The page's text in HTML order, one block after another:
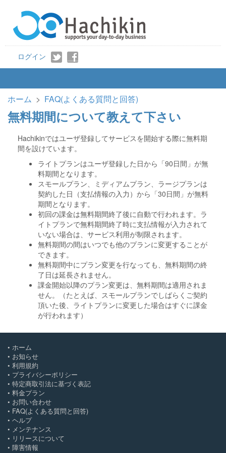
ログイン
ホーム > FAQ(よくある質問と回答)
無料期間について教えて下さい
Hachikinではユーザ登録してサービスを開始する際に無料期
間を設けています。
ライトプランはユーザ登録した日から「90日間」が無
料期間となります。
スモールプラン、ミディアムプラン、ラージプランは
契約した日（支払情報の入力）から「30日間」が無料
期間となります。
初回の課金は無料期間終了後に自動で行われます。ラ
イトプランで無料期間終了時に支払情報が入力されて
いない場合は、サービス利用が制限されます。
無料期間の間はいつでも他のプランに変更することが
できます。
無料期間中にプラン変更を行なっても、無料期間の終
了日は延長されません。
課金開始以降のプラン変更は、無料期間は適用されま
せん。（たとえば、スモールプランでしばらくご契約
頂いた後、ライトプランに変更した場合はすぐに課金
が行われます）
ホーム
お知らせ
利用規約
プライバシーポリシー
特定商取引法に基づく表記
料金プラン
お問い合わせ
FAQ(よくある質問と回答)
ヘルプ
メンテナンス
リリースについて
障害情報